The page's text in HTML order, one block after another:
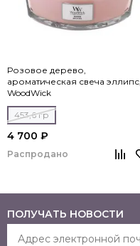
Розовое дерево,
ароматическая свеча эллипс,
WoodWick
453,6 гр
4 700 ₽
Распродано
ПОЛУЧАТЬ НОВОСТИ